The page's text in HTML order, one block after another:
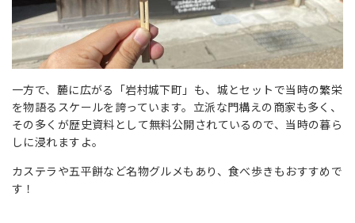
一方で、麓に広がる「岩村城下町」も、城とセットで当時の繁栄
を物語るスケールを誇っています。立派な門構えの商家も多く、
その多くが歴史資料として無料公開されているので、当時の暮ら
しに浸れますよ。
カステラや五平餅など名物グルメもあり、食べ歩きもおすすめで
す！